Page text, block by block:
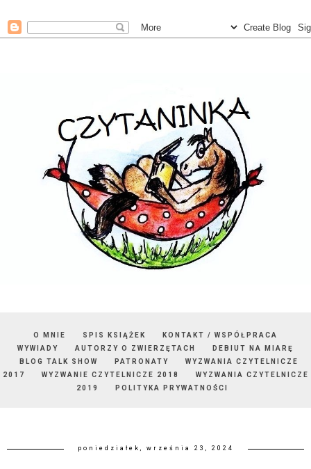
O MNIE SPIS KSIĄŻEK
KONTAKT / WSPÓŁPRACA
WYWIADY
AUTORZY O ZWIERZĘTACH
DEBIUT NA MIARĘ
BLOG TALK SHOW
PATRONATY
WYZWANIA CZYTELNICZE
2017
WYZWANIE CZYTELNICZE 2018
WYZWANIA CZYTELNICZE
2019
POLITYKA PRYWATNOŚCI
poniedziałek, września 23, 2024